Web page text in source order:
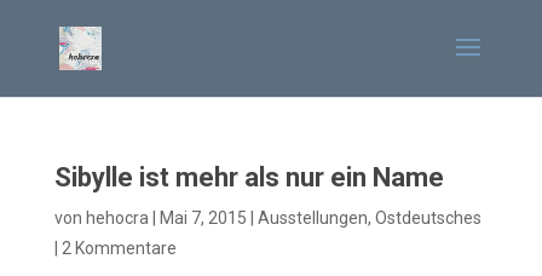
Sibylle ist mehr als nur ein Name
von hehocra Mai 7, 2015 Ausstellungen, Ostdeutsches
2 Kommentare